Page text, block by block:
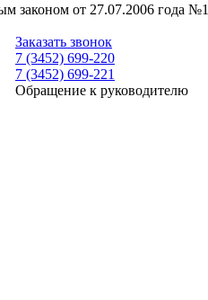
законом от 27.07.2006 года
Заказать звонок
7 (3452) 699-220
7 (3452) 699-221
Обращение к руководителю